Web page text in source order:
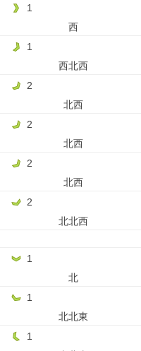
1
西
1
西北西
2
北西
2
北西
2
北西
2
北北西
1
北
1
北北東
1